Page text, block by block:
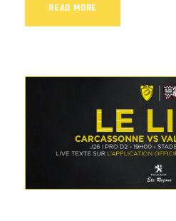
READ MORE